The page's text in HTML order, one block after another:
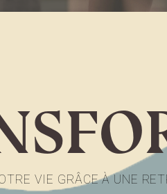
VIE GRÂCE À UNE